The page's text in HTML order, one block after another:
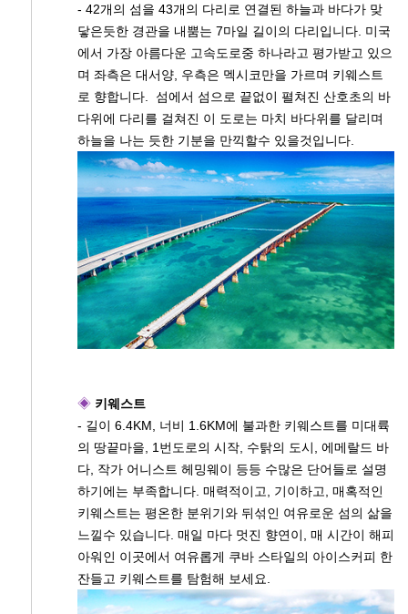
- 42개의 섬을 43개의 다리로 연결된 하늘과 바다가 맞
닿은듯한 경관을 내뿜는 7마일 길이의 다리입니다. 미국
에서 가장 아름다운 고속도로중 하나라고 평가받고 있으
며 좌측은 대서양, 우측은 멕시코만을 가르며 키웨스트
로 향합니다. 섬에서 섬으로 끝없이 펼쳐진 산호초의 바
다위에 다리를 걸쳐진 이 도로는 마치 바다위를 달리며
하늘을 나는 듯한 기분을 만끽할수 있을것입니다.
◈ 키웨스트
- 길이 6.4KM, 너비 1.6KM에 불과한 키웨스트를 미대륙
의 땅끝마을, 1번도로의 시작, 수탉의 도시, 에메랄드 바
다, 작가 어니스트 헤밍웨이 등등 수많은 단어들로 설명
하기에는 부족합니다. 매력적이고, 기이하고, 매혹적인
키웨스트는 평온한 분위기와 뒤섞인 여유로운 섬의 삶을
느낄수 있습니다. 매일 마다 멋진 향연이, 매 시간이 해피
아워인 이곳에서 여유롭게 쿠바 스타일의 아이스커피 한
잔들고 키웨스트를 탐험해 보세요.